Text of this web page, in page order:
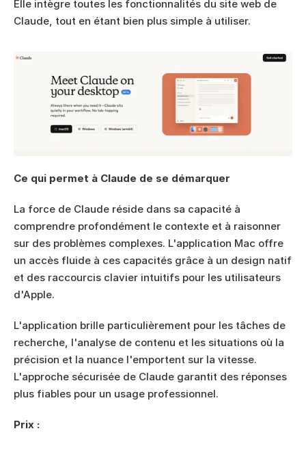
Elle intègre toutes les fonctionnalités du site web de
Claude, tout en étant bien plus simple à utiliser.
Ce qui permet à Claude de se démarquer
La force de Claude réside dans sa capacité à
comprendre profondément le contexte et à raisonner
sur des problèmes complexes. L'application Mac offre
un accès fluide à ces capacités grâce à un design natif
et des raccourcis clavier intuitifs pour les utilisateurs
d'Apple.
L'application brille particulièrement pour les tâches de
recherche, l'analyse de contenu et les situations où la
précision et la nuance l'emportent sur la vitesse.
L'approche sécurisée de Claude garantit des réponses
plus fiables pour un usage professionnel.
Prix :